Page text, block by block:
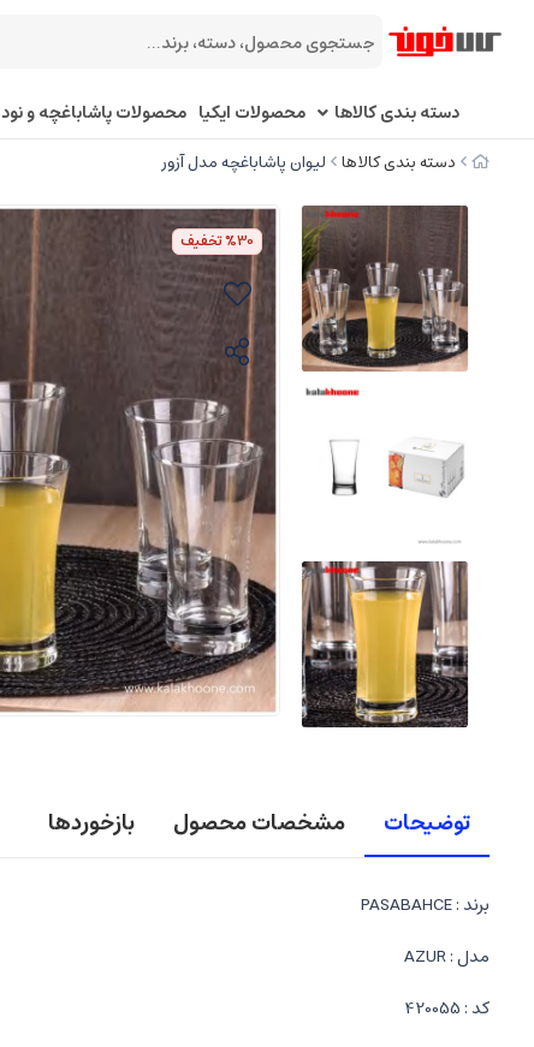
دسته بندی کالاها محصولات ایکیا محصولات پاشاباغچه و نود
دسته بندی کالاها لیوان پاشاباغچه مدل آزور
%30تخفیف
توضیحات مشخصات محصول بازخوردها
برند : PASABAHCE
مدل : AZUR
کد : 420055